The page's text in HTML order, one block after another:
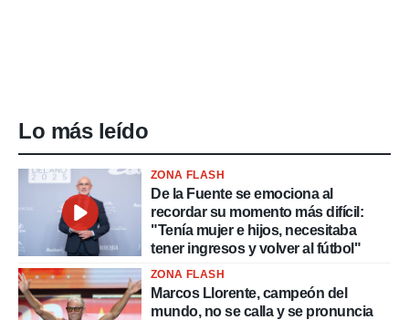
Lo más leído
ZONA FLASH
De la Fuente se emociona al
recordar su momento más difícil:
"Tenía mujer e hijos, necesitaba
tener ingresos y volver al fútbol"
ZONA FLASH
Marcos Llorente, campeón del
mundo, no se calla y se pronuncia